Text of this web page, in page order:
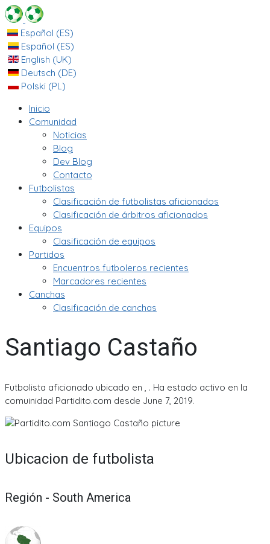
Español (ES)
Español (ES)
English (UK)
Deutsch (DE)
Polski (PL)
Inicio
Comunidad
Noticias
Blog
Dev Blog
Contacto
Futbolistas
Clasificación de futbolistas aficionados
Clasificación de árbitros aficionados
Equipos
Clasificación de equipos
Partidos
Encuentros futboleros recientes
Marcadores recientes
Canchas
Clasificación de canchas
Santiago Castaño
Futbolista aficionado ubicado en , . Ha estado activo en la
comuinidad Partidito.com desde June 7, 2019.
Ubicacion de futbolista
Región - South America